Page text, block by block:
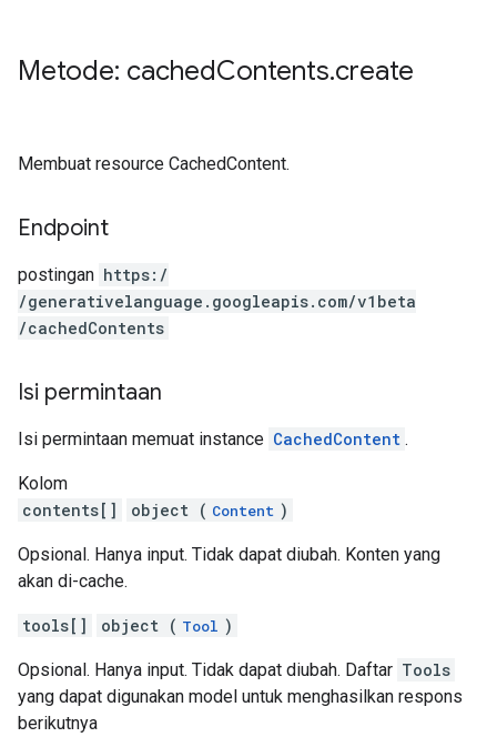
Metode: cachedContents.create
Membuat resource CachedContent.
Endpoint
postingan https: /
/generativelanguage.googleapis.com/v1beta
/cachedContents
Isi permintaan
Isi permintaan memuat instance CachedContent .
Kolom
contents[]
object ( Content )
Opsional. Hanya input. Tidak dapat diubah. Konten yang
akan di-cache.
tools[] object ( Tool )
Opsional. Hanya input. Tidak dapat diubah. Daftar Tools
yang dapat digunakan model untuk menghasilkan respons
berikutnya